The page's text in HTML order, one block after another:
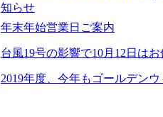
知らせ
年末年始営業日ご案内
台風19号の影響で10月12日はお
2019年度、今年もゴールデン